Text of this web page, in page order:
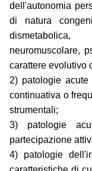
dell'autonomia
di natura
neuromuscolare,
carattere evolutivo
2) patologie
continuativa o
strumentali;
3) patologie
partecipazione
4) patologie